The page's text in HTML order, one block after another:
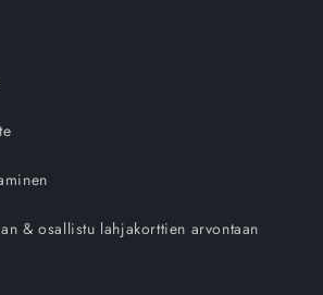
& osallistu lahjakorttien arvontaan